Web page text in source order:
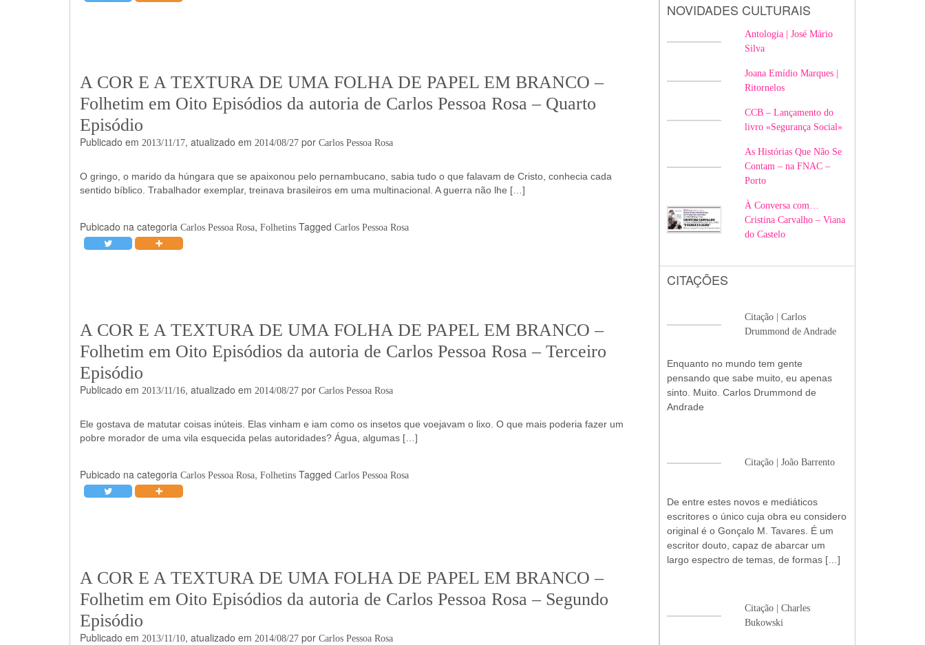
A COR E A TEXTURA DE UMA FOLHA DE PAPEL EM BRANCO –
Folhetim em Oito Episódios da autoria de Carlos Pessoa Rosa – Quarto
Episódio
Publicado em 2013/11/17, atualizado em 2014/08/27por Carlos Pessoa Rosa
O gringo, o marido da húngara que se apaixonou pelo pernambucano, sabia tudo o que falavam de Cristo, conhecia cada
sentido bíblico. Trabalhador exemplar, treinava brasileiros em uma multinacional. A guerra não lhe […]
Pubicado na categoria Carlos Pessoa Rosa, Folhetins Tagged Carlos Pessoa Rosa
A COR E A TEXTURA DE UMA FOLHA DE PAPEL EM BRANCO –
Folhetim em Oito Episódios da autoria de Carlos Pessoa Rosa – Terceiro
Episódio
Publicado em 2013/11/16, atualizado em 2014/08/27por Carlos Pessoa Rosa
Ele gostava de matutar coisas inúteis. Elas vinham e iam como os insetos que voejavam o lixo. O que mais poderia fazer um
pobre morador de uma vila esquecida pelas autoridades? Água, algumas […]
Pubicado na categoria Carlos Pessoa Rosa, Folhetins Tagged Carlos Pessoa Rosa
A COR E A TEXTURA DE UMA FOLHA DE PAPEL EM BRANCO –
Folhetim em Oito Episódios da autoria de Carlos Pessoa Rosa – Segundo
Episódio
Publicado em 2013/11/10, atualizado em 2014/08/27por Carlos Pessoa Rosa
NOVIDADES CULTURAIS
Antologia | José Mário
Silva
Joana Emídio Marques |
Ritornelos
CCB – Lançamento do
livro «Segurança Social»
As Histórias Que Não Se
Contam – na FNAC –
Porto
À Conversa com…
Cristina Carvalho – Viana
do Castelo
CITAÇÕES
Citação | Carlos
Drummond de Andrade
Enquanto no mundo tem gente
pensando que sabe muito, eu apenas
sinto. Muito. Carlos Drummond de
Andrade
Citação | João Barrento
De entre estes novos e mediáticos
escritores o único cuja obra eu considero
original é o Gonçalo M. Tavares. É um
escritor douto, capaz de abarcar um
largo espectro de temas, de formas […]
Citação | Charles
Bukowski